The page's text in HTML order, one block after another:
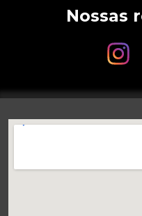
Nossas